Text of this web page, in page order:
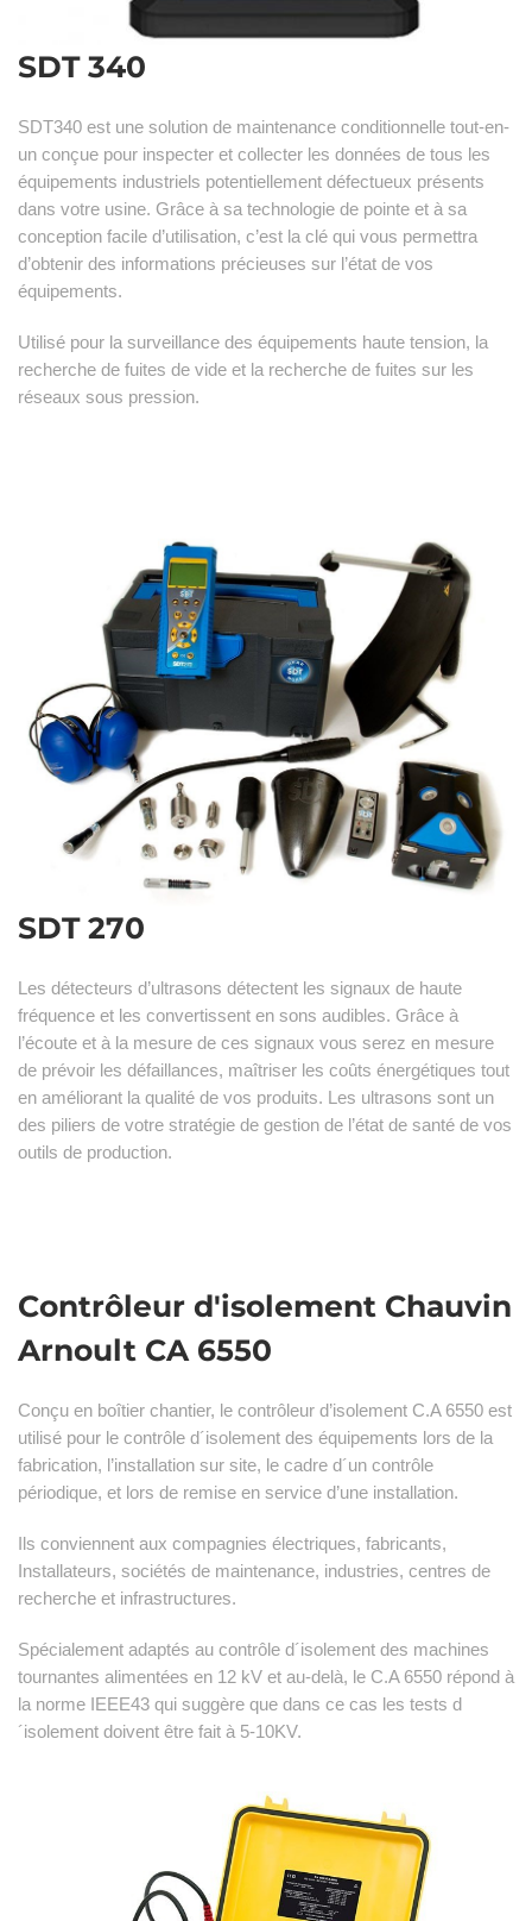
SDT 340
SDT340 est une solution de maintenance conditionnelle tout-en-
un conçue pour inspecter et collecter les données de tous les
équipements industriels potentiellement défectueux présents
dans votre usine. Grâce à sa technologie de pointe et à sa
conception facile d’utilisation, c’est la clé qui vous permettra
d’obtenir des informations précieuses sur l’état de vos
équipements.
Utilisé pour la surveillance des équipements haute tension, la
recherche de fuites de vide et la recherche de fuites sur les
réseaux sous pression.
SDT 270
Les détecteurs d’ultrasons détectent les signaux de haute
fréquence et les convertissent en sons audibles. Grâce à
l’écoute et à la mesure de ces signaux vous serez en mesure
de prévoir les défaillances, maîtriser les coûts énergétiques tout
en améliorant la qualité de vos produits. Les ultrasons sont un
des piliers de votre stratégie de gestion de l’état de santé de vos
outils de production.
Contrôleur d'isolement Chauvin
Arnoult CA 6550
Conçu en boîtier chantier, le contrôleur d’isolement C.A 6550 est
utilisé pour le contrôle d´isolement des équipements lors de la
fabrication, l’installation sur site, le cadre d´un contrôle
périodique, et lors de remise en service d’une installation.
Ils conviennent aux compagnies électriques, fabricants,
Installateurs, sociétés de maintenance, industries, centres de
recherche et infrastructures.
Spécialement adaptés au contrôle d´isolement des machines
tournantes alimentées en 12 kV et au-delà, le C.A 6550 répond à
la norme IEEE43 qui suggère que dans ce cas les tests d
´isolement doivent être fait à 5-10KV.